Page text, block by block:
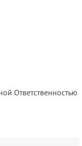
Ответственностью